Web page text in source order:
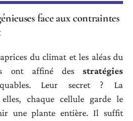
face aux contraintes
du climat et les aléas du
ont affiné des stratégies
Leur secret ? La
chaque cellule garde le
une plante entière. Il suffit